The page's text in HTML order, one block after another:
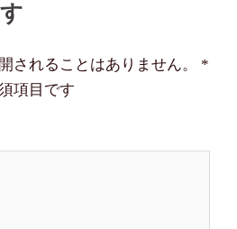
されることはありません。
*
項目です